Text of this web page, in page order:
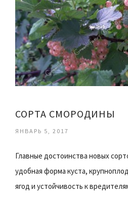
СОРТА СМОРОДИНЫ
ЯНВАРЬ 5, 2017
Главные достоинства новых
удобная форма куста,
ягод и устойчивость к